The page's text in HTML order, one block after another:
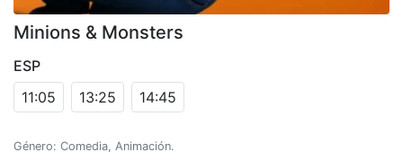
Minions & Monsters
ESP
11:05
13:25 14:45
Género: Comedia, Animación.